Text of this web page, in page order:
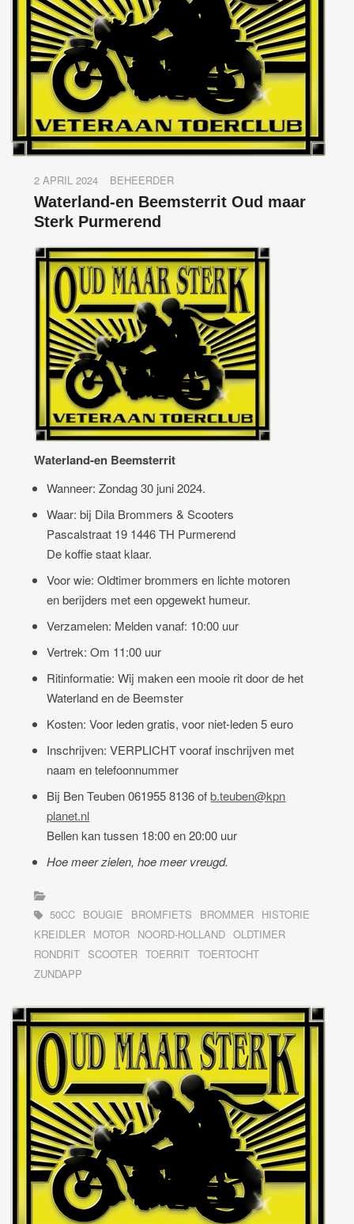
2 APRIL 2024 BEHEERDER
Waterland-en Beemsterrit Oud maar
Sterk Purmerend
Waterland-en Beemsterrit
Wanneer: Zondag 30 juni 2024.
Waar: bij Dila Brommers & Scooters
Pascalstraat 19 1446 TH Purmerend
De koffie staat klaar.
Voor wie: Oldtimer brommers en lichte motoren
en berijders met een opgewekt humeur.
Verzamelen: Melden vanaf: 10:00 uur
Vertrek: Om 11:00 uur
Ritinformatie: Wij maken een mooie rit door de het
Waterland en de Beemster
Kosten: Voor leden gratis, voor niet-leden 5 euro
Inschrijven: VERPLICHT vooraf inschrijven met
naam en telefoonnummer
Bij Ben Teuben 061955 8136 ofb.teuben@kpn
planet.nl
Bellen kan tussen 18:00 en 20:00 uur
Hoe meer zielen, hoe meer vreugd.
50CC BOUGIE BROMFIETS BROMMER HISTORIE
KREIDLER MOTOR NOORD-HOLLAND OLDTIMER
RONDRIT SCOOTER TOERRIT TOERTOCHT
ZUNDAPP